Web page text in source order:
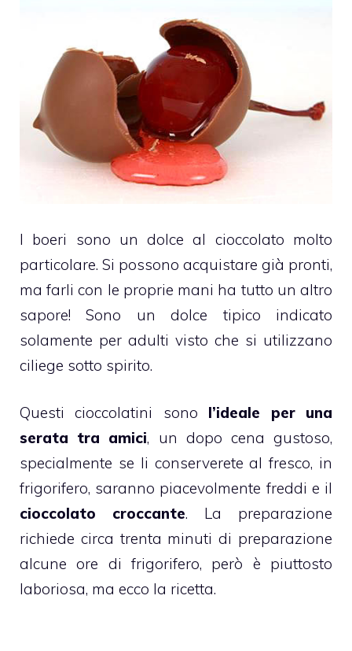
I boeri sono un dolce al cioccolato molto
particolare. Si possono acquistare già pronti,
ma farli con le proprie mani ha tutto un altro
sapore! Sono un dolce tipico indicato
solamente per adulti visto che si utilizzano
ciliege sotto spirito.
Questicioccolatini sono l’ideale per una
serata tra amici, un dopo cena gustoso,
specialmente se li conserverete al fresco, in
frigorifero, saranno piacevolmente freddi e il
cioccolato croccante. La preparazione
richiede circa trenta minuti di preparazione
alcune ore di frigorifero, però è piuttosto
laboriosa, ma ecco la ricetta.